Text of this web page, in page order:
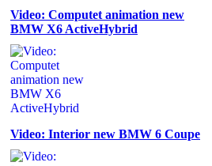
Video: Computet animation new
BMW X6 ActiveHybrid
Video: Interior new BMW 6 Coupe